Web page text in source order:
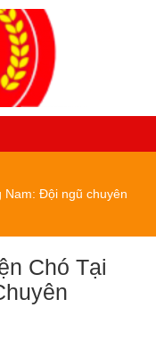
Nam: Đội ngũ chuyên
Chó Tại